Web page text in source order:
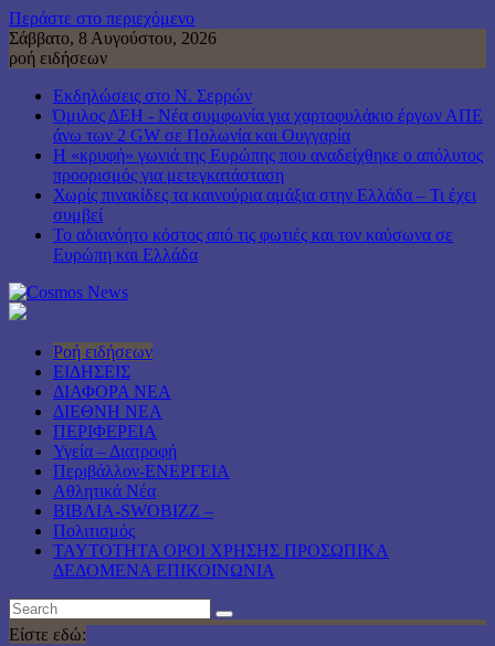
Περάστε στο περιεχόμενο
Σάββατο, 8 Αυγούστου, 2026
ροή ειδήσεων
Εκδηλώσεις στο Ν. Σερρών
Όμιλος ΔΕΗ - Νέα συμφωνία για χαρτοφυλάκιο έργων ΑΠΕ
άνω των 2 GW σε Πολωνία και Ουγγαρία
Η «κρυφή» γωνιά της Ευρώπης που αναδείχθηκε ο απόλυτος
προορισμός για μετεγκατάσταση
Χωρίς πινακίδες τα καινούρια αμάξια στην Ελλάδα – Τι έχει
συμβεί
Το αδιανόητο κόστος από τις φωτιές και τον καύσωνα σε
Ευρώπη και Ελλάδα
Ροή ειδήσεων
ΕΙΔΗΣΕΙΣ
ΔΙΑΦΟΡΑ ΝΕΑ
ΔΙΕΘΝΗ ΝΕΑ
ΠΕΡΙΦΕΡΕΙΑ
Υγεία – Διατροφή
Περιβάλλον-ΕΝΕΡΓΕΙΑ
Αθλητικά Νέα
ΒΙΒΛΙΑ-SWOBIZZ –
Πολιτισμός
TAYTOTHTA ΟΡΟΙ ΧΡΗΣΗΣ ΠΡΟΣΩΠΙΚΑ
ΔΕΔΟΜΕΝΑ ΕΠΙΚΟΙΝΩΝΙΑ
Είστε εδώ: